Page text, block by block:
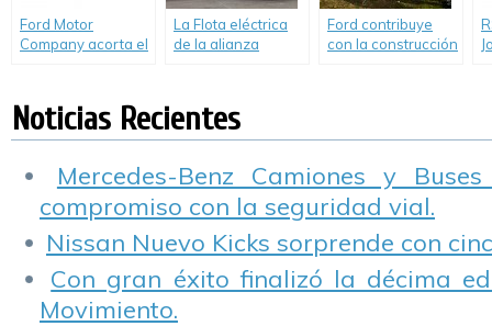
Ford Motor
Company acorta el
sustentabilidad
2014-2015 con
resultados
La Flota eléctrica
de la alianza
durante la COP21
Ford contribuye
con la construcción
Noticias Recientes
Mercedes-Benz Camiones y
compromiso con la seguridad vial.
Nissan Nuevo Kicks sorprende con
Con gran éxito finalizó la décima
Movimiento.